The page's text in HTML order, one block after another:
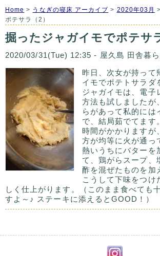
Home > うなぎの寝床 アーカイブ > 2020年03月
ポテサラ（2）
掘ったジャガイモでポテサ
2020/03/31(Tue) 12:35 - 屋久島 田舎暮
昨日、次女が持って
イモでポテトサラダ
ジャガイモは、電子
方法も試しましたが
らがあって私的には
で、結局茹でてます。
時間がかかりますが
方が均等に火が通っ
熱いうちにバターを
て、鶏がらスープ、
酢を混ぜたものを加
こうして下味をつけ
しく仕上がります。（このまま食べても
すよ～♪ ステーキに添えるとGOOD！）